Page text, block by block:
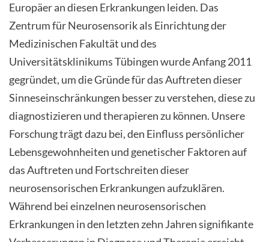
MEDIZINISCHE FAKULTÄT
KARRIERE
KONTAKT
PRESSE
LEICHTE SPRACHE
Europäer an diesen Erkrankungen leiden. Das
Zentrum für Neurosensorik als Einrichtung der
Medizinischen Fakultät und des
Universitätsklinikums Tübingen wurde Anfang 2011
gegründet, um die Gründe für das Auftreten dieser
Sinneseinschränkungen besser zu verstehen, diese zu
diagnostizieren und therapieren zu können. Unsere
Forschung trägt dazu bei, den Einfluss persönlicher
Lebensgewohnheiten und genetischer Faktoren auf
das Auftreten und Fortschreiten dieser
neurosensorischen Erkrankungen aufzuklären.
Während bei einzelnen neurosensorischen
Erkrankungen in den letzten zehn Jahren signifikante